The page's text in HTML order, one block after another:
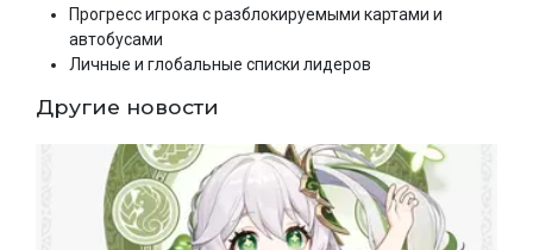
Прогресс игрока с разблокируемыми картами и
автобусами
Личные и глобальные списки лидеров
Другие новости